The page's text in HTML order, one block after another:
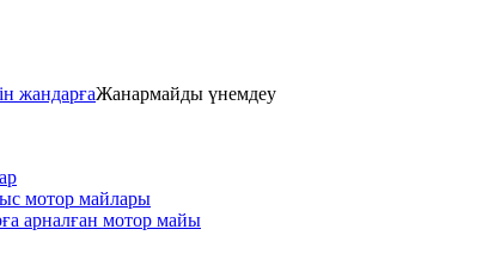
жандарғаЖанармайды үнемдеу
мотор майлары
арналған мотор майы